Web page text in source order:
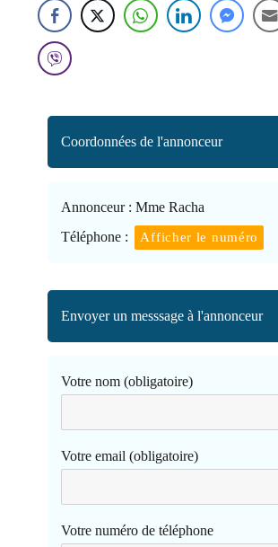
Coordonnées de l'annonceur
Annonceur : Mme Racha
Téléphone :
Afficher le numéro
Envoyer un messsage à l'annonceur
Votre nom (obligatoire)
Votre email (obligatoire)
Votre numéro de téléphone